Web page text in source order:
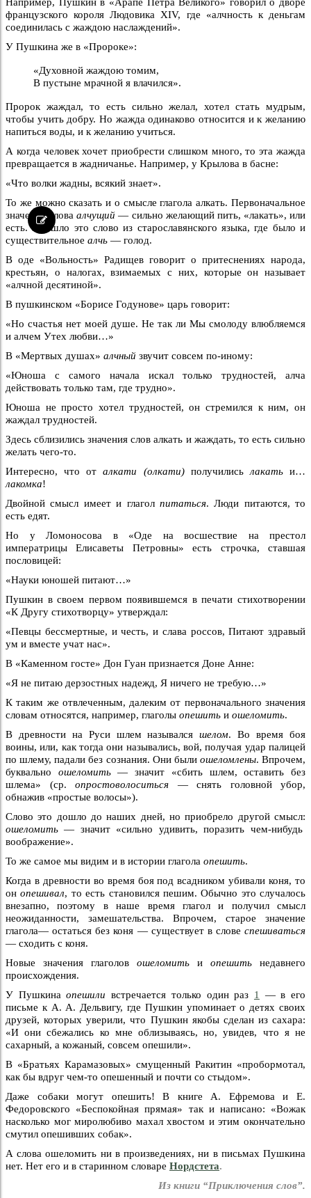
французского короля Людовика XIV, где «алчность к деньгам
соединилась с жаждою наслаждений».
У Пушкина же в «Пророке»:
«Духовной жаждою томим,
В пустыне мрачной я влачился».
Пророк жаждал, то есть сильно желал, хотел стать мудрым,
чтобы учить добру. Но жажда одинаково относится и к желанию
напиться воды, и к желанию учиться.
А когда человек хочет приобрести слишком много, то эта жажда
превращается в жадничанье. Например, у Крылова в басне:
«Что волки жадны, всякий знает».
То же можно сказать и о смысле глагола алкать. Первоначальное
значение слова алчущий— сильно желающий пить, «лакать», или
есть. Пришло это слово из старославянского языка, где было и
существительное алчь — голод.
В оде «Вольность» Радищев говорит о притеснениях народа,
крестьян, о налогах, взимаемых с них, которые он называет
«алчной десятиной».
В пушкинском «Борисе Годунове» царь говорит:
«Но счастья нет моей душе. Не так ли Мы смолоду влюбляемся
и алчем Утех любви…»
В «Мертвых душах» алчный звучит совсем по-иному:
«Юноша с самого начала искал только трудностей, алча
действовать только там, где трудно».
Юноша не просто хотел трудностей, он стремился к ним, он
жаждал трудностей.
Здесь сблизились значения слов алкать и жаждать, то есть сильно
желать чего-то.
Интересно, что оталкати (олкати) получились лакатьи…
лакомка!
Двойной смысл имеет и глаголпитаться. Люди питаются, то
есть едят.
Но у Ломоносова в «Оде на восшествие на престол
императрицы Елисаветы Петровны» есть строчка, ставшая
пословицей:
«Науки юношей питают…»
Пушкин в своем первом появившемся в печати стихотворении
«К Другу стихотворцу» утверждал:
«Певцы бессмертные, и честь, и слава россов, Питают здравый
ум и вместе учат нас».
В «Каменном госте» Дон Гуан признается Доне Анне:
«Я не питаю дерзостных надежд, Я ничего не требую…»
К таким же отвлеченным, далеким от первоначального значения
словам относятся, например, глаголы опешить и ошеломить.
В древности на Руси шлем назывался шелом. Во время боя
воины, или, как тогда они назывались, вой, получая удар палицей
по шлему, падали без сознания. Они былиошеломлены. Впрочем,
буквально ошеломить— значит «сбить шлем, оставить без
шлема» (ср. опростоволоситься — снять головной убор,
обнажив «простые волосы»).
Слово это дошло до наших дней, но приобрело другой смысл:
ошеломить— значит «сильно удивить, поразить чем-нибудь
воображение».
То же самое мы видим и в истории глагола опешить.
Когда в древности во время боя под всадником убивали коня, то
он опешивал, то есть становился пешим. Обычно это случалось
внезапно, поэтому в наше время глагол и получил смысл
неожиданности, замешательства. Впрочем, старое значение
глагола— остаться без коня — существует в слове спешиваться
— сходить с коня.
Новые значения глаголов ошеломить и опешить недавнего
происхождения.
У Пушкинаопешиливстречается только один раз 1
— в его
письме к А. А. Дельвигу, где Пушкин упоминает о детях своих
друзей, которых уверили, что Пушкин якобы сделан из сахара:
«И они сбежались ко мне облизываясь, но, увидев, что я не
сахарный, а кожаный, совсем опешили».
В «Братьях Карамазовых» смущенный Ракитин «пробормотал,
как бы вдруг чем-то опешенный и почти со стыдом».
Даже собаки могут опешить! В книге А. Ефремова и Е.
Федоровского «Беспокойная прямая» так и написано: «Вожак
насколько мог миролюбиво махал хвостом и этим окончательно
смутил опешивших собак».
А слова ошеломить ни в произведениях, ни в письмах Пушкина
нет. Нет его и в старинном словаре Нордстета.
Из книги “Приключения слов”.